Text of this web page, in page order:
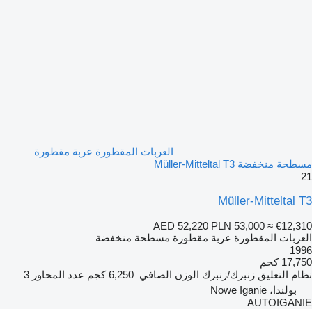
العربات المقطورة عربة مقطورة
مسطحة منخفضة Müller-Mitteltal T3
21
Müller-Mitteltal T3
AED 52,220 PLN 53,000 ≈ €12,310
العربات المقطورة عربة مقطورة مسطحة منخفضة
1996
17,750 كجم
نظام التعليق زنبرك/زنبرك الوزن الصافي 6,250 كجم عدد المحاور 3
بولندا، Nowe Iganie
AUTOIGANIE